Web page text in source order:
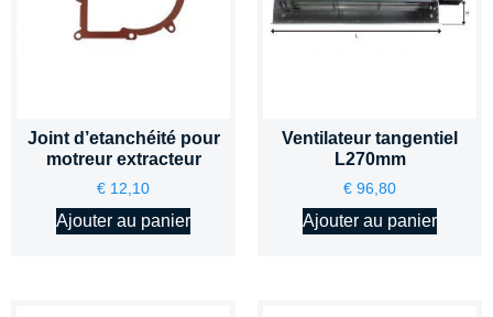
Joint d’etanchéité pour
motreur extracteur
€ 12,10
Ajouter au panier
Ventilateur tangentiel
L270mm
€ 96,80
Ajouter au panier